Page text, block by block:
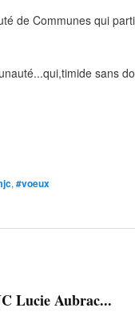
de Communes qui
sans
, #voeux
Lucie Aubrac...